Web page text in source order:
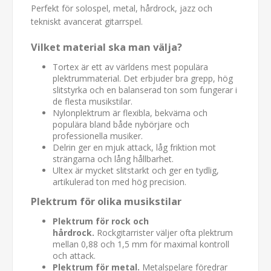
Perfekt för solospel, metal, hårdrock, jazz och
tekniskt avancerat gitarrspel.
Vilket material ska man välja?
Tortex är ett av världens mest populära
plektrummaterial. Det erbjuder bra grepp, hög
slitstyrka och en balanserad ton som fungerar i
de flesta musikstilar.
Nylonplektrum är flexibla, bekväma och
populära bland både nybörjare och
professionella musiker.
Delrin ger en mjuk attack, låg friktion mot
strängarna och lång hållbarhet.
Ultex är mycket slitstarkt och ger en tydlig,
artikulerad ton med hög precision.
Plektrum för olika musikstilar
Plektrum för rock och
hårdrock. Rockgitarrister väljer ofta plektrum
mellan 0,88 och 1,5 mm för maximal kontroll
och attack.
Plektrum för metal. Metalspelare föredrar